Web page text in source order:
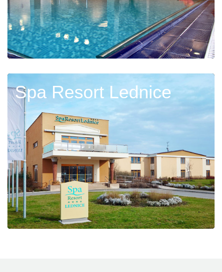
Spa Resort Lednice